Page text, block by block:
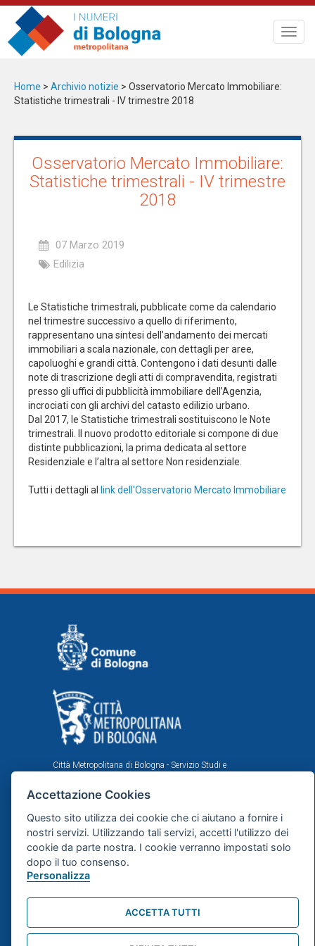
Salta
contenuto
principale
Home > Archivio notizie > Osservatorio Mercato Immobiliare:
Statistiche trimestrali - IV trimestre 2018
Osservatorio Mercato Immobiliare:
Statistiche trimestrali - IV trimestre
2018
07 Marzo 2019
Edilizia
Le Statistiche trimestrali, pubblicate come da calendario
nel trimestre successivo a quello di riferimento,
rappresentano una sintesi dell’andamento dei mercati
immobiliari a scala nazionale, con dettagli per aree,
capoluoghi e grandi città. Contengono i dati desunti dalle
note di trascrizione degli atti di compravendita, registrati
presso gli uffici di pubblicità immobiliare dell’Agenzia,
incrociati con gli archivi del catasto edilizio urbano.
Dal 2017, le Statistiche trimestrali sostituiscono le Note
trimestrali. Il nuovo prodotto editoriale si compone di due
distinte pubblicazioni, la prima dedicata al settore
Residenziale e l’altra al settore Non residenziale.
Tutti i dettagli al link dell'Osservatorio Mercato Immobiliare
Città Metropolitana di Bologna - Servizio Studi e
Comune di Bologna - Area Programmazione, Statistica e
di Statistica
Il portale statistico metropolitano è stato realizzato
nell'ambito dell'accordo istituzionale fra Città
Metropolitana e Comune di Bologna in tema di statistica
e ricerche demografiche, sociali ed economiche.
Mappa del sito
Accettazione Cookies
Questo sito utilizza dei cookie che ci aiutano a fornire i
nostri servizi. Utilizzando tali servizi, accetti l'utilizzo dei
cookie da parte nostra. I cookie verranno impostati solo
dopo il tuo consenso.
Personalizza
ACCETTA TUTTI